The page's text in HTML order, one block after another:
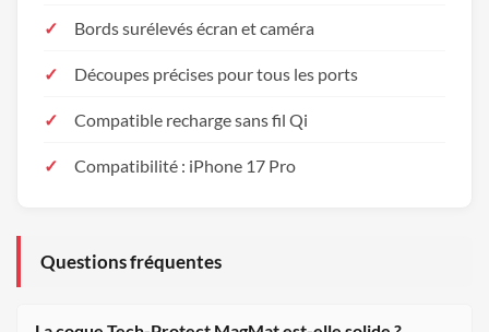
Bords surélevés écran et caméra
Découpes précises pour tous les ports
Compatible recharge sans fil Qi
Compatibilité : iPhone 17 Pro
Questions fréquentes